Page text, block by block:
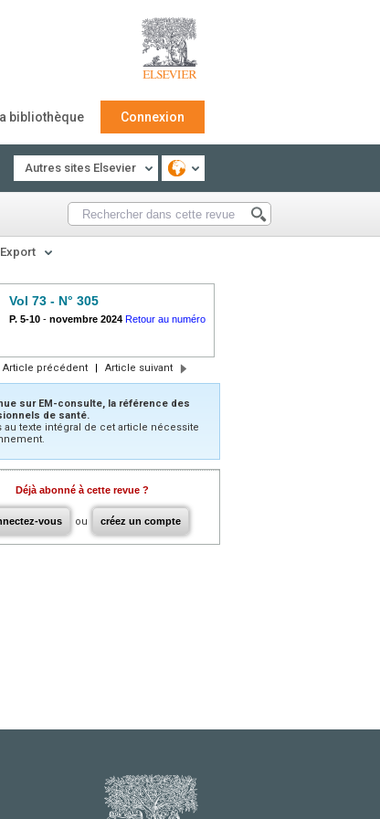
bibliothèque Connexion
Autres sites Elsevier
Export
Vol 73 - N° 305
P. 5-10 - novembre 2024 Retour au numéro
Article précédent | Article suivant
sur EM-consulte, la référence des
de santé.
au texte intégral de cet article nécessite
Déjà abonné à cette revue ?
vous ou créez un compte